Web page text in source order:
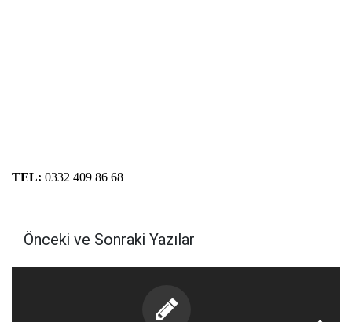
TEL: 0332 409 86 68
Önceki ve Sonraki Yazılar